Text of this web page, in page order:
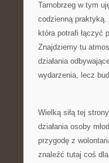
Tarnobrzeg w tym
codzienną praktyką.
która potrafi łączyć
Znajdziemy tu
działania
wydarzenia, lecz
Wielką siłą tej
działania osoby
przygodę z
znaleźć tutaj coś